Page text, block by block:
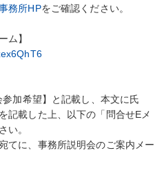
務所HPをご確認ください。
ム】
加希望】と記載し、本文に氏
記載した上、以下の「問合せEメ
い。
てに、事務所説明会のご案内メー